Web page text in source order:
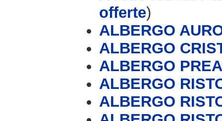
offerte)
ALBERGO
ALBERGO
ALBERGO
ALBERGO
ALBERGO